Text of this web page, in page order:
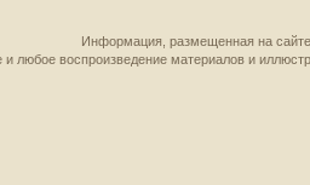
Информация, размещенная на
и любое воспроизведение материалов и